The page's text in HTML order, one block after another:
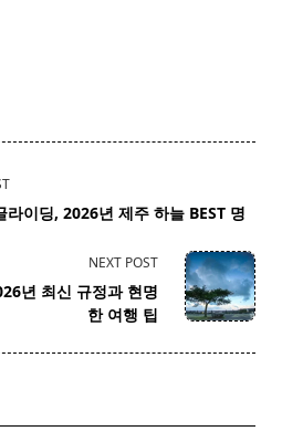
라이딩, 2026년 제주 하늘 BEST 명
NEXT POST
년 최신 규정과 현명
한 여행 팁